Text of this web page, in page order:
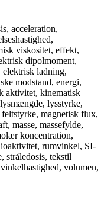
acceleration,
viskositet, effekt,
dipolmoment,
elektrisk ladning,
modstand, energi,
aktivitet, kinematisk
lysstyrke,
magnetisk flux,
masse, massefylde,
koncentration,
rumvinkel, SI-
stråledosis, tekstil
volumen,